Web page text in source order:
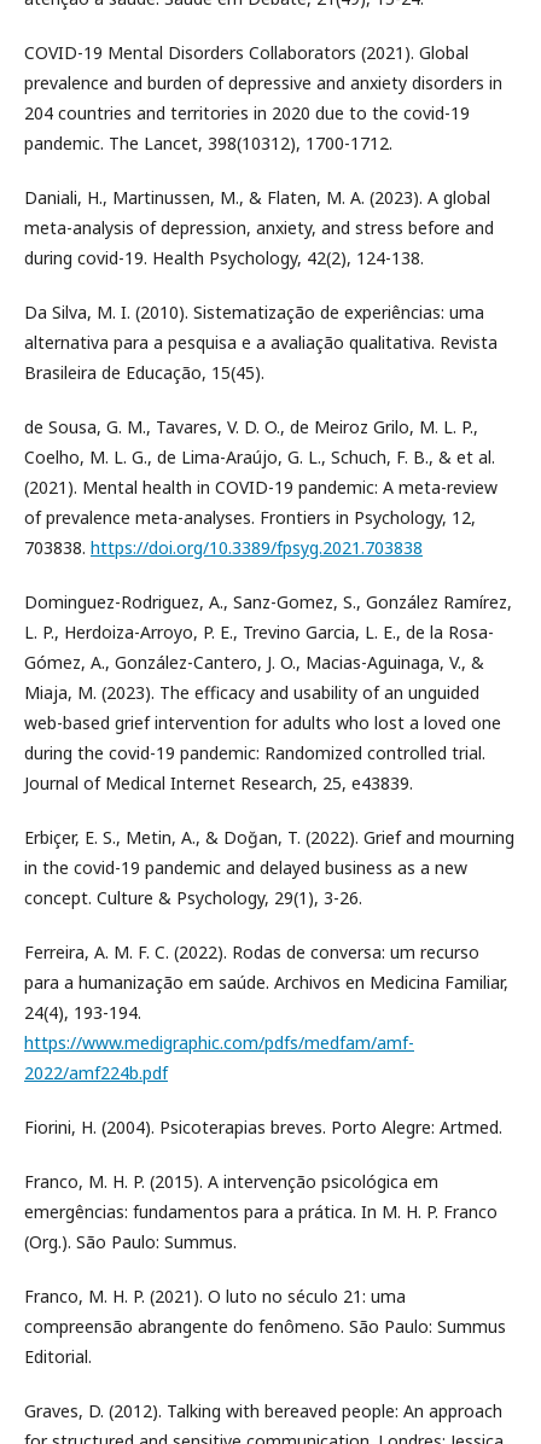
COVID-19 Mental Disorders Collaborators (2021). Global
prevalence and burden of depressive and anxiety disorders in
204 countries and territories in 2020 due to the covid-19
pandemic. The Lancet, 398(10312), 1700-1712.
Daniali, H., Martinussen, M., & Flaten, M. A. (2023). A global
meta-analysis of depression, anxiety, and stress before and
during covid-19. Health Psychology, 42(2), 124-138.
Da Silva, M. I. (2010). Sistematização de experiências: uma
alternativa para a pesquisa e a avaliação qualitativa. Revista
Brasileira de Educação, 15(45).
de Sousa, G. M., Tavares, V. D. O., de Meiroz Grilo, M. L. P.,
Coelho, M. L. G., de Lima-Araújo, G. L., Schuch, F. B., & et al.
(2021). Mental health in COVID-19 pandemic: A meta-review
of prevalence meta-analyses. Frontiers in Psychology, 12,
703838. https://doi.org/10.3389/fpsyg.2021.703838
Dominguez-Rodriguez, A., Sanz-Gomez, S., González Ramírez,
L. P., Herdoiza-Arroyo, P. E., Trevino Garcia, L. E., de la Rosa-
Gómez, A., González-Cantero, J. O., Macias-Aguinaga, V., &
Miaja, M. (2023). The efficacy and usability of an unguided
web-based grief intervention for adults who lost a loved one
during the covid-19 pandemic: Randomized controlled trial.
Journal of Medical Internet Research, 25, e43839.
Erbiçer, E. S., Metin, A., & Doğan, T. (2022). Grief and mourning
in the covid-19 pandemic and delayed business as a new
concept. Culture & Psychology, 29(1), 3-26.
Ferreira, A. M. F. C. (2022). Rodas de conversa: um recurso
para a humanização em saúde. Archivos en Medicina Familiar,
24(4), 193-194.
https://www.medigraphic.com/pdfs/medfam/amf-
2022/amf224b.pdf
Fiorini, H. (2004). Psicoterapias breves. Porto Alegre: Artmed.
Franco, M. H. P. (2015). A intervenção psicológica em
emergências: fundamentos para a prática. In M. H. P. Franco
(Org.). São Paulo: Summus.
Franco, M. H. P. (2021). O luto no século 21: uma
compreensão abrangente do fenômeno. São Paulo: Summus
Editorial.
Graves, D. (2012). Talking with bereaved people: An approach